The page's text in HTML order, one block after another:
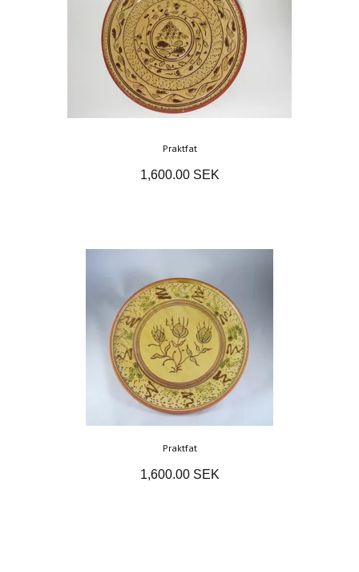
Praktfat
1,600.00 SEK
Praktfat
1,600.00 SEK